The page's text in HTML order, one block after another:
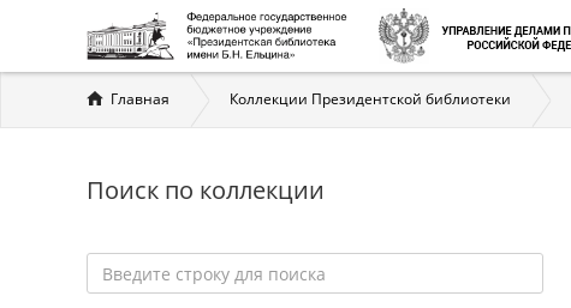
Вы
здесь
Главная Коллекции Президентской библиотеки
Поиск по коллекции